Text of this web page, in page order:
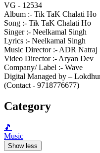
VG - 12534
Album :- Tik TaK Chalati Ho
Song :- Tik TaK Chalati Ho
Singer :- Neelkamal Singh
Lyrics :- Neelkamal Singh
Music Director :- ADR Natraj
Video Director :- Aryan Dev
Company/ Label :- Wave
Digital Managed by –
(Contact - 9718776677)
Category
🎵
Music
Show less